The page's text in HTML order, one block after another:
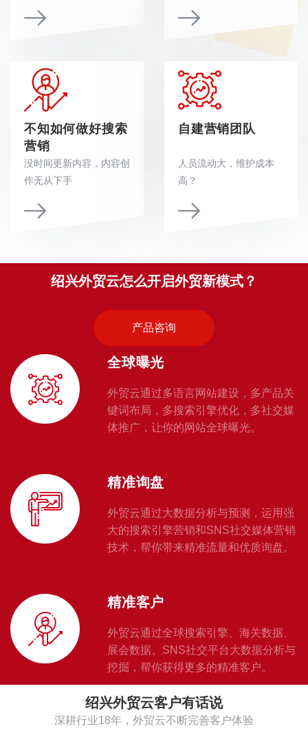
不知如何做好搜索
营销
没时间更新内容，内容创
作无从下手
自建营销团队
人员流动大，维护成本
高？
绍兴外贸云怎么开启外贸新模式？
产品咨询
全球曝光
外贸云通过多语言网站建设，多产品关
键词布局，多搜索引擎优化，多社交媒
体推广，让你的网站全球曝光。
精准询盘
外贸云通过大数据分析与预测，运用强
大的搜索引擎营销和SNS社交媒体营销
技术，帮你带来精准流量和优质询盘。
精准客户
外贸云通过全球搜索引擎、海关数据、
展会数据、SNS社交平台大数据分析与
挖掘，帮你获得更多的精准客户。
绍兴外贸云客户有话说
深耕行业18年，外贸云不断完善客户体验